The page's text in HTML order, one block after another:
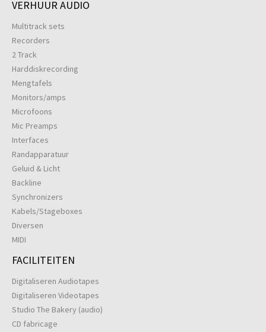
VERHUUR AUDIO
Multitrack sets
Recorders
2 Track
Harddiskrecording
Mengtafels
Monitors/amps
Microfoons
Mic Preamps
Interfaces
Randapparatuur
Geluid & Licht
Backline
Synchronizers
Kabels/Stageboxes
Diversen
MIDI
FACILITEITEN
Digitaliseren Audiotapes
Digitaliseren Videotapes
Studio The Bakery (audio)
CD fabricage